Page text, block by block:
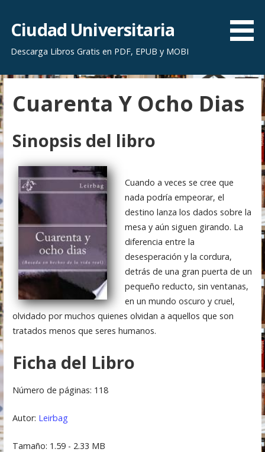
r
a
l
c
o
n
e
n
i
d
o
Ciudad Universitaria
Descarga Libros Gratis en PDF, EPUB y MOBI
Cuarenta Y Ocho Dias
Sinopsis del libro
Cuando a veces se cree que
nada podría empeorar, el
destino lanza los dados sobre la
mesa y aún siguen girando. La
diferencia entre la
desesperación y la cordura,
detrás de una gran puerta de un
pequeño reducto, sin ventanas,
en un mundo oscuro y cruel,
olvidado por muchos quienes olvidan a aquellos que son
tratados menos que seres humanos.
Ficha del Libro
Número de páginas: 118
Autor: Leirbag
Tamaño: 1.59 - 2.33 MB